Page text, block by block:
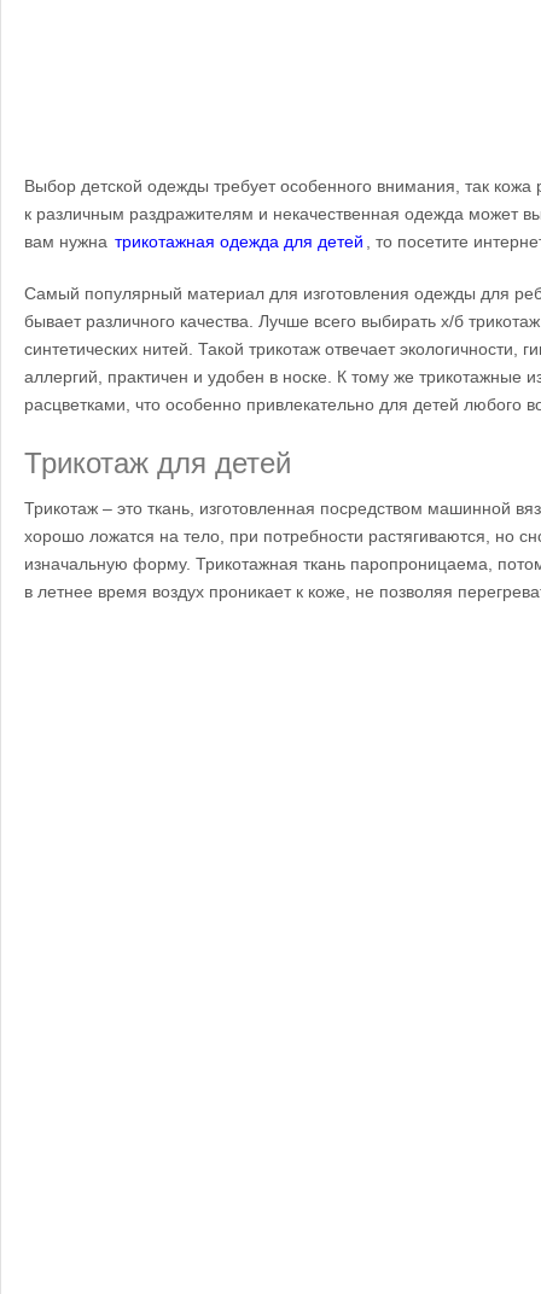
Выбор детской одежды требует особенного внимания, так кожа
к различным раздражителям и некачественная одежда может
вам нужна трикотажная одежда для детей , то посетите
Самый популярный материал для изготовления одежды для
бывает различного качества. Лучше всего выбирать х/б
синтетических нитей. Такой трикотаж отвечает экологичности,
аллергий, практичен и удобен в носке. К тому же трикотажные
расцветками, что особенно привлекательно для детей любого
Трикотаж для детей
Трикотаж – это ткань, изготовленная посредством машинной
хорошо ложатся на тело, при потребности растягиваются, но
изначальную форму. Трикотажная ткань паропроницаема,
в летнее время воздух проникает к коже, не позволяя